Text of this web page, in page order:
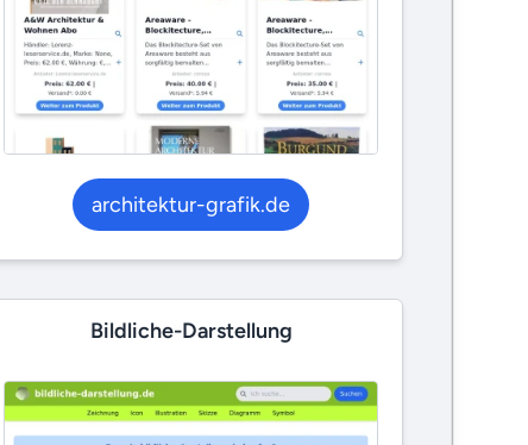
architektur-grafik.de
Bildliche-Darstellung